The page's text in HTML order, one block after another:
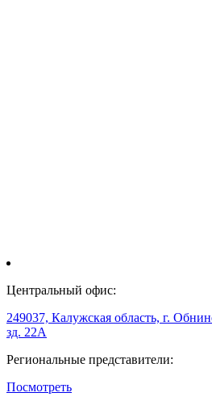
Центральный офис:
249037, Калужская область, г.
зд. 22А
Региональные представители:
Посмотреть